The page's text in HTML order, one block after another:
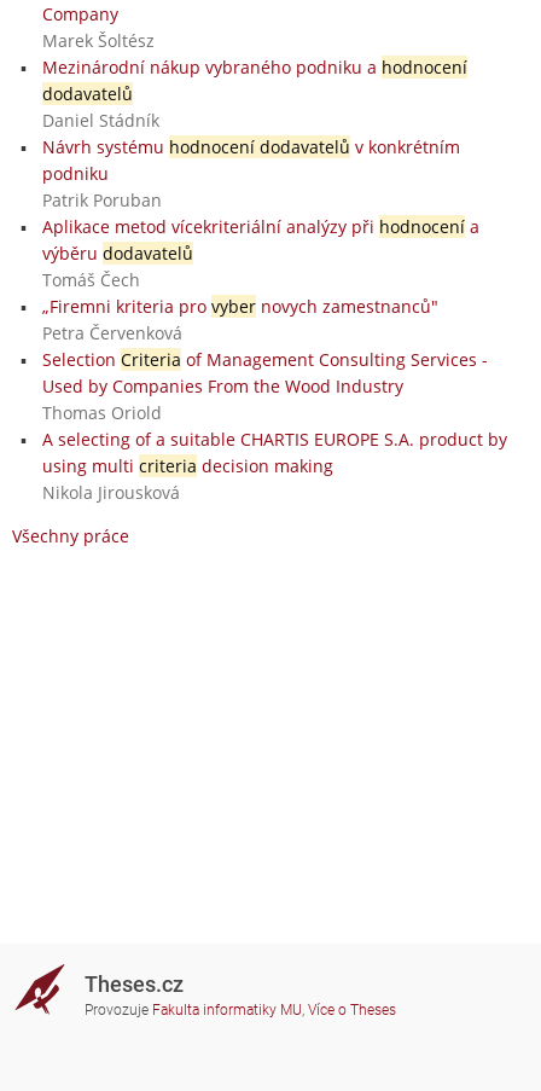
Company
Marek Šoltész
Mezinárodní nákup vybraného podniku a hodnocení
dodavatelů
Daniel Stádník
Návrh systému hodnocení dodavatelů v konkrétním
podniku
Patrik Poruban
Aplikace metod vícekriteriální analýzy při hodnocenía
výběru dodavatelů
Tomáš Čech
„Firemni kriteria pro vybernovych zamestnanců"
Petra Červenková
Selection Criteria of Management Consulting Services -
Used by Companies From the Wood Industry
Thomas Oriold
A selecting of a suitable CHARTIS EUROPE S.A. product by
using multi criteria decision making
Nikola Jirousková
Všechny práce
Theses.cz
Provozuje Fakulta informatiky MU, Více o Theses